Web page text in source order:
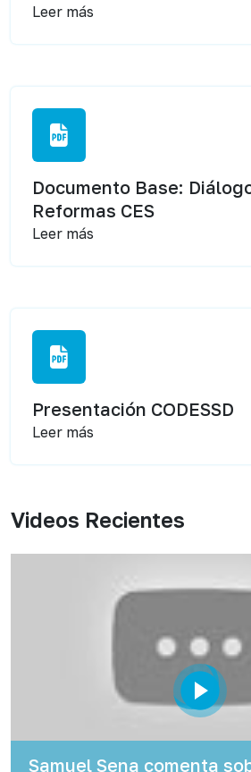
Leer más
Documento Base:
Reformas CES
Leer más
Presentación CODESSD
Leer más
Videos Recientes
Samuel Sena comenta